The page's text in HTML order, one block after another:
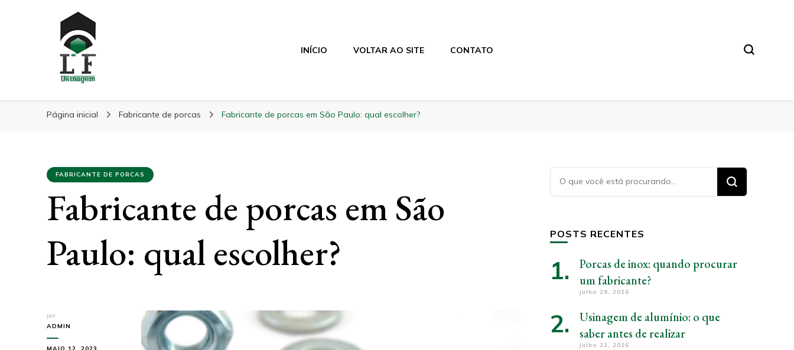
LF Usinagem
INÍCIO VOLTAR AO SITE CONTATO
Página inicial Fabricante de porcas Fabricante de porcas em São Paulo: qual escolher?
FABRICANTE DE PORCAS
Fabricante de porcas em São
Paulo: qual escolher?
por
ADMIN
Procurando
algo?
POSTS RECENTES
Porcas de inox: quando procurar
um fabricante?
julho 28, 2026
Usinagem de alumínio: o que
saber antes de realizar
julho 22, 2026